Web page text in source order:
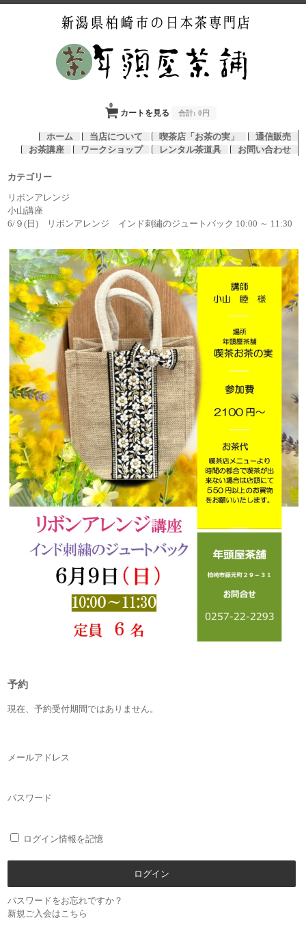
カートを見る
0
合計: 0円
ホーム 当店について 喫茶店「お茶の実」
通信販売
お茶講座
ワークショップ レンタル茶道具 お問い合わせ
カテゴリー
リボンアレンジ
小山講座
6/９(日) リボンアレンジ インド刺繡のジュートバック 10:00 ～ 11:30
予約
現在、予約受付期間ではありません。
メールアドレス
パスワード
ログイン情報を記憶
パスワードをお忘れですか？
新規ご入会はこちら